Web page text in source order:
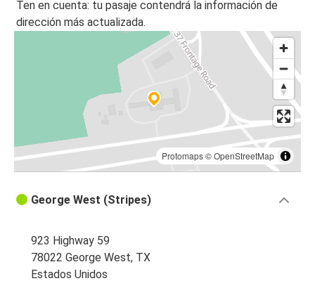
Ten en cuenta: tu pasaje contendrá la información de
dirección más actualizada.
Protomaps©OpenStreetMap
George West (Stripes)
923 Highway 59
78022 George West, TX
Estados Unidos